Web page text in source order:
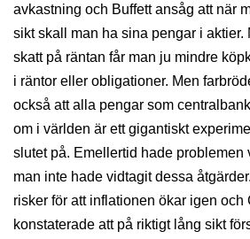
avkastning och Buffett ansåg att när
sikt skall man ha sina pengar i aktier.
skatt på räntan får man ju mindre
i räntor eller obligationer. Men
också att alla pengar som
om i världen är ett gigantiskt
slutet på. Emellertid hade problemen
man inte hade vidtagit dessa
risker för att inflationen ökar igen och
konstaterade att på riktigt lång sikt